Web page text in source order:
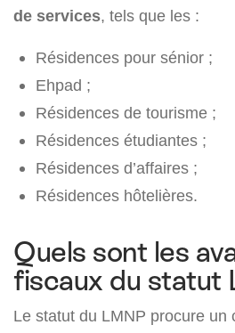
de services, tels que les :
Résidences pour sénior ;
Ehpad ;
Résidences de tourisme ;
Résidences étudiantes ;
Résidences d’affaires ;
Résidences hôtelières.
Quels sont les
fiscaux du statut
Le statut du LMNP procure un